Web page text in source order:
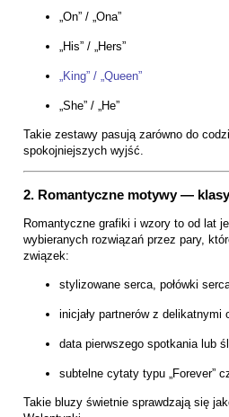
„On” / „Ona”
„His” / „Hers”
„King” / „Queen”
„She” / „He”
Takie zestawy pasują zarówno do
spokojniejszych wyjść.
2. Romantyczne motywy —
Romantyczne grafiki i wzory to od lat
wybieranych rozwiązań przez pary,
związek:
stylizowane serca, połówki
inicjały partnerów z delikatnymi
data pierwszego spotkania lub
subtelne cytaty typu „Forever”
Takie bluzy świetnie sprawdzają się